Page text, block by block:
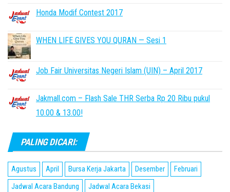
Honda Modif Contest 2017
WHEN LIFE GIVES YOU QURAN — Sesi 1
Job Fair Universitas Negeri Islam (UIN) – April 2017
Jakmall.com – Flash Sale THR Serba Rp 20 Ribu pukul
10.00 & 13.00!
PALING DICARI:
Agustus April Bursa Kerja Jakarta Desember
Februari
Jadwal Acara Bandung
Jadwal Acara Bekasi